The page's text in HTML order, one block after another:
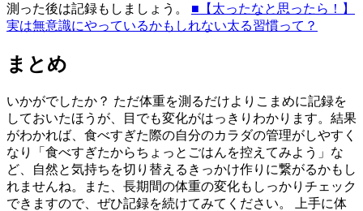
測った後は記録もしましょう。 ■【太ったなと思ったら！】
実は無意識にやっているかもしれない太る習慣って？
まとめ
いかがでしたか？ ただ体重を測るだけよりこまめに記録を
しておいたほうが、目でも変化がはっきりわかります。結果
がわかれば、食べすぎた際の自分のカラダの管理がしやすく
なり「食べすぎたからちょっとごはんを控えてみよう」な
ど、自然と気持ちを切り替えるきっかけ作りに繋がるかもし
れませんね。また、長期間の体重の変化もしっかりチェック
できますので、ぜひ記録を続けてみてください。 上手に体